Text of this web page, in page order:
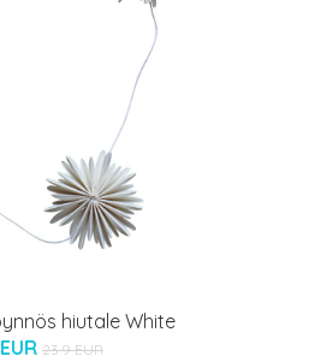
hiutale White
23.9 EUR